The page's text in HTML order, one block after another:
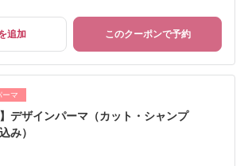
追加 このクーポンで予約
ーマ
】デザインパーマ（カット・シャンプ
み）